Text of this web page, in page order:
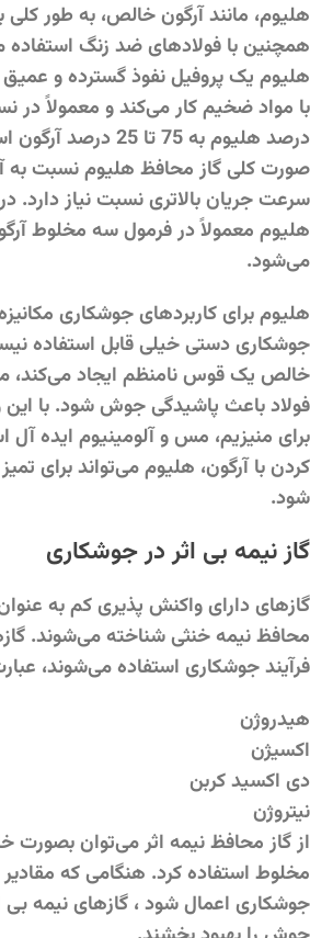
هلیوم، مانند آرگون خالص، به طور کلی
همچنین با فولادهای ضد زنگ استفاده
هلیوم یک پروفیل نفوذ گسترده و
درصد هلیوم به 75 تا
صورت کلی گاز محافظ هلیوم نسبت به
سرعت جریان بالاتری نسبت نیاز دارد.
می‌شود.
هلیوم برای کاربردهای جوشکاری
جوشکاری دستی خیلی قابل استفاده
خالص یک قوس نامنظم ایجاد می‌کند،
فولاد باعث پاشیدگی جوش شود. با
برای منیزیم، مس و آلومینیوم ایده
کردن با آرگون، هلیوم می‌تواند برای
شود.
گاز نیمه بی اثر در جوشکاری
گازهای دارای واکنش پذیری کم به عنوان
محافظ نیمه خنثی شناخته می‌شوند.
فرآیند جوشکاری استفاده می‌شوند،
هیدروژن
اکسیژن
دی اکسید کربن
نیتروژن
از گاز محافظ نیمه اثر می‌توان بصورت
مخلوط استفاده کرد. هنگامی که
جوشکاری اعمال شود ، گازهای نیمه بی